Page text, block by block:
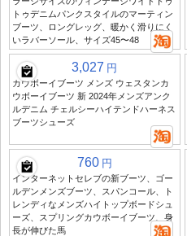
トゥデニムパンクスタイルのマーティン
ブーツ、ロングレッグ、暖かく滑りにく
いラバーソール、サイズ45〜48
3,027 円
カウボーイブーツ メンズ ウェスタンカ
ウボーイブーツ 新 2024年メンズアンク
ルデニム チェルシーハイテンドハーネス
ブーツシューズ
760 円
インターネットセレブの新ブーツ、ゴー
ルデンメンズブーツ、スパンコール、ト
レンディなメンズハイトップボードシュ
ーズ、スプリングカウボーイブーツ、身
長が伸びた馬